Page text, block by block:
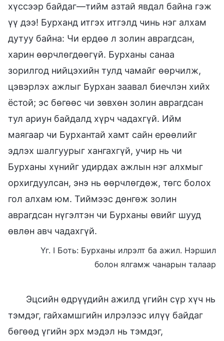
хүссээр байдаг—тийм азтай явдал байна гэж
үү дээ! Бурханд итгэх итгэлд чинь нэг алхам
дутуу байна: Чи ердөө л золин аврагдсан,
харин өөрчлөгдөөгүй. Бурханы санаа
зорилгод нийцэхийн тулд чамайг өөрчилж,
цэвэрлэх ажлыг Бурхан заавал биечлэн хийх
ёстой; эс бөгөөс чи зөвхөн золин аврагдсан
тул ариун байдалд хүрч чадахгүй. Ийм
маягаар чи Бурхантай хамт сайн ерөөлийг
эдлэх шалгуурыг хангахгүй, учир нь чи
Бурханы хүнийг удирдах ажлын нэг алхмыг
орхигдуулсан, энэ нь өөрчлөгдөж, төгс болох
гол алхам юм. Тиймээс дөнгөж золин
аврагдсан нүгэлтэн чи Бурханы өвийг шууд
өвлөн авч чадахгүй.
Үг. I Боть: Бурханы илрэлт ба ажил. Нэршил
болон ялгамж чанарын талаар
Эцсийн өдрүүдийн ажилд үгийн сүр хүч нь
тэмдэг, гайхамшгийн илрэлээс илүү байдаг
бөгөөд үгийн эрх мэдэл нь тэмдэг,